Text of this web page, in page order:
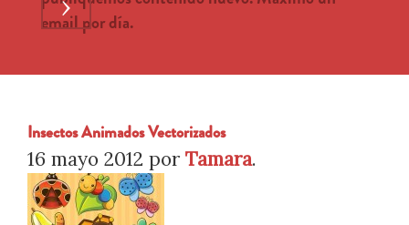
email por día.
Insectos Animados Vectorizados
16 mayo 2012 por Tamara.